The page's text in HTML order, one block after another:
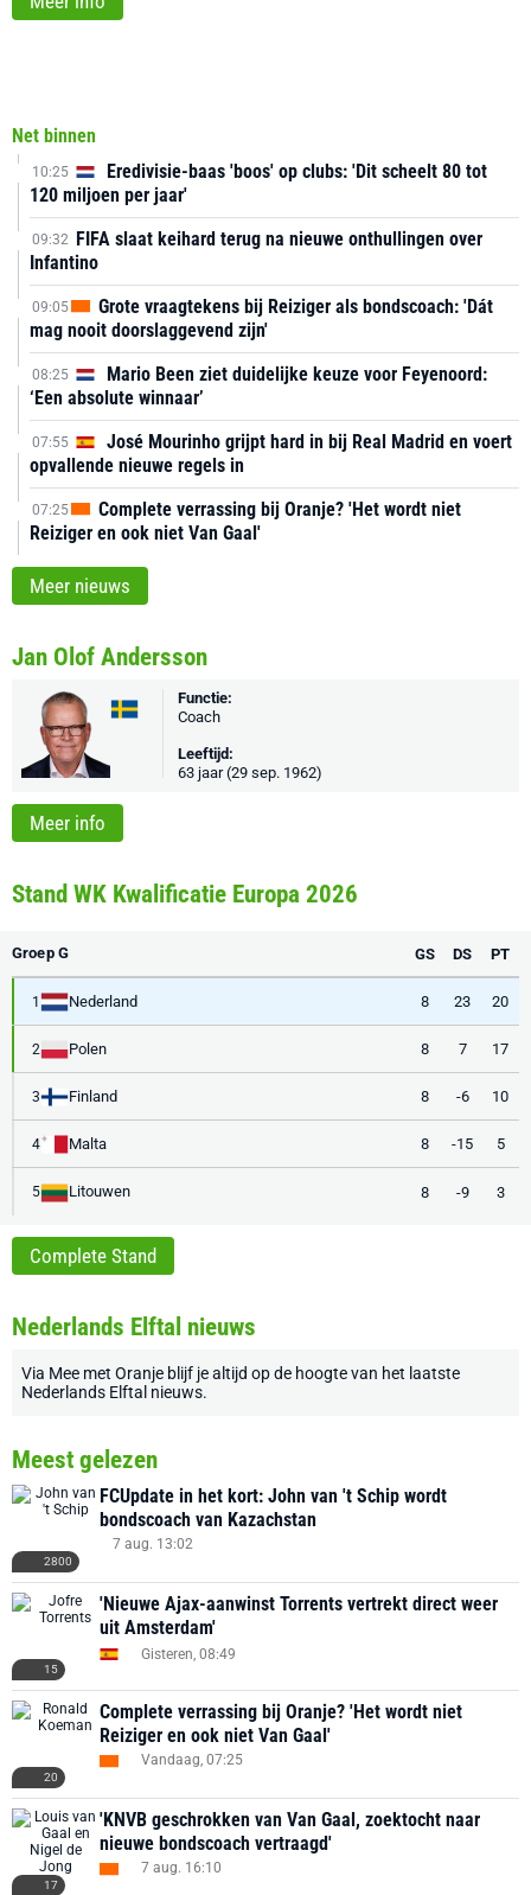
Net binnen
10:25
Eredivisie-baas 'boos' op clubs: 'Dit scheelt 80 tot
120 miljoen per jaar'
09:32 FIFA slaat keihard terug na nieuwe onthullingen over
Infantino
09:05
Grote vraagtekens bij Reiziger als bondscoach: 'Dát
mag nooit doorslaggevend zijn'
08:25
Mario Been ziet duidelijke keuze voor Feyenoord:
‘Een absolute winnaar’
07:55
José Mourinho grijpt hard in bij Real Madrid en voert
opvallende nieuwe regels in
07:25
Complete verrassing bij Oranje? 'Het wordt niet
Reiziger en ook niet Van Gaal'
Meer nieuws
Jan Olof Andersson
Functie:
Coach
Leeftijd:
63 jaar (29 sep. 1962)
Meer info
Stand WK Kwalificatie Europa 2026
Groep G GS DS PT
1 Nederland 8 23 20
2 Polen 8 7 17
3 Finland 8 -6 10
4 Malta 8 -15 5
5 Litouwen 8 -9 3
Complete Stand
Nederlands Elftal nieuws
Via Mee met Oranje blijf je altijd op de hoogte van het laatste
Nederlands Elftal nieuws.
Meest gelezen
2800
FCUpdate in het kort: John van 't Schip wordt
bondscoach van Kazachstan
7 aug. 13:02
15
'Nieuwe Ajax-aanwinst Torrents vertrekt direct weer
uit Amsterdam'
Gisteren, 08:49
20
Complete verrassing bij Oranje? 'Het wordt niet
Reiziger en ook niet Van Gaal'
Vandaag, 07:25
17
'KNVB geschrokken van Van Gaal, zoektocht naar
nieuwe bondscoach vertraagd'
7 aug. 16:10